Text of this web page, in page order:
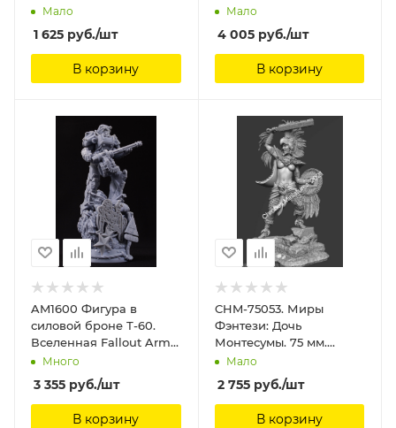
Chronos Miniatures, 54
Мало
1 625 руб./шт
В корзину
Материал - смола.
Chronos Miniatures, 120
мм
Мало
4 005руб./шт
В корзину
AM1600 Фигура в
силовой броне Т-60.
Вселенная Fallout Arma
Models
Много
3 355 руб./шт
В корзину
CHM-75053. Миры
Фэнтези: Дочь
Монтесумы. 75 мм.
Материал - смола.
Chronos Miniatures, 75
мм
Мало
2 755руб./шт
В корзину